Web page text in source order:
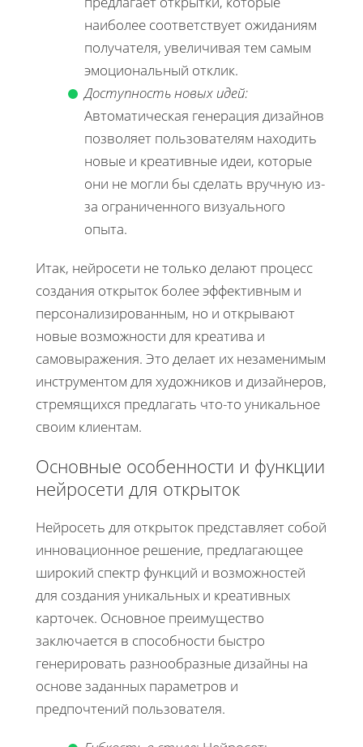
наиболее соответствует ожиданиям
получателя, увеличивая тем самым
эмоциональный отклик.
Доступность новых идей:
Автоматическая генерация дизайнов
позволяет пользователям находить
новые и креативные идеи, которые
они не могли бы сделать вручную из-
за ограниченного визуального
опыта.
Итак, нейросети не только делают процесс
создания открыток более эффективным и
персонализированным, но и открывают
новые возможности для креатива и
самовыражения. Это делает их незаменимым
инструментом для художников и дизайнеров,
стремящихся предлагать что-то уникальное
своим клиентам.
Основные особенности и функции
нейросети для открыток
Нейросеть для открыток представляет собой
инновационное решение, предлагающее
широкий спектр функций и возможностей
для создания уникальных и креативных
карточек. Основное преимущество
заключается в способности быстро
генерировать разнообразные дизайны на
основе заданных параметров и
предпочтений пользователя.